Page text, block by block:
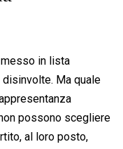
in lista
Ma quale
possono scegliere
al loro posto,